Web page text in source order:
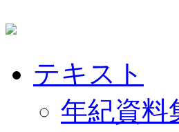
テキスト
年紀資料